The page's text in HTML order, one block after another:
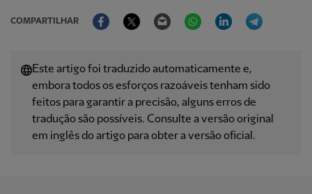
COMPARTILHAR
FacebookTwitter Email WhatsAppLinkedIn
Este artigo foi traduzido automaticamente e,
embora todos os esforços razoáveis ​​tenham sido
feitos para garantir a precisão, alguns erros de
tradução são possíveis. Consulte a versão original
em inglês do artigo para obter a versão oficial.